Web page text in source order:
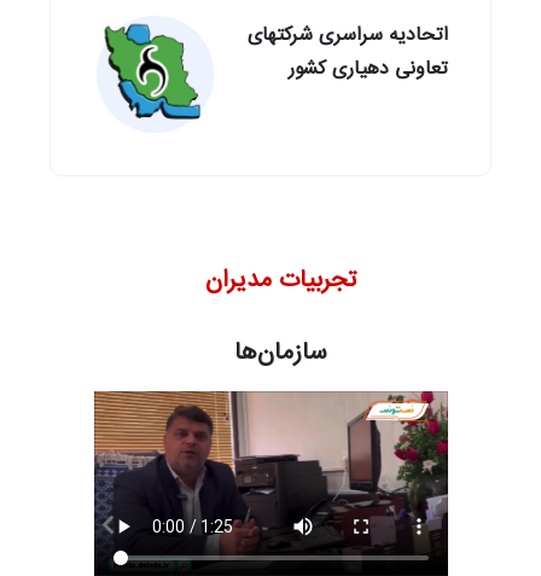
اتحادیه سراسری شرکتهای
تعاونی دهیاری کشور
تجربیات مدیران
سازمان‌ها